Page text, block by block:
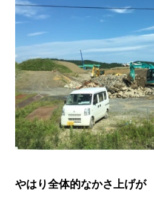
やはり全体的なかさ上げが